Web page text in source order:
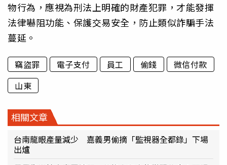
物行為，應視為刑法上明確的財產犯罪，才能發揮
法律嚇阻功能、保護交易安全，防止類似詐騙手法
蔓延。
竊盜罪 電子支付 員工 偷錢
微信付款
山東
相關文章
台南龍眼產量減少 嘉義男偷摘「監視器全都錄」下場
出爐